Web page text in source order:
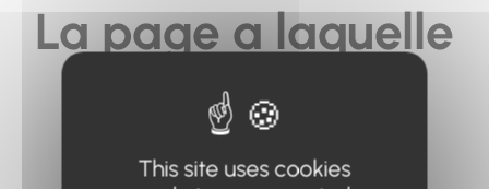
La page a laquelle
vous cherchez à
accéder n'existe
This site uses cookies